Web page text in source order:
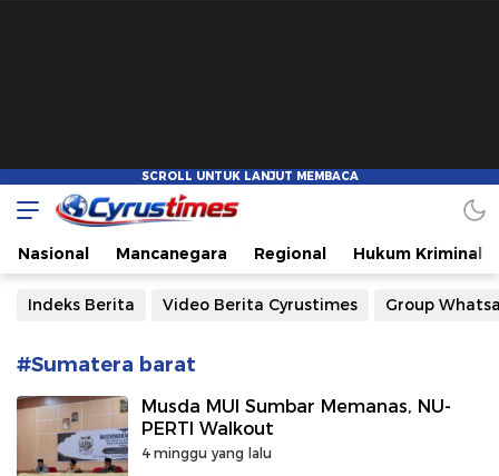
Cyrustimes.com
Cepat Tajam dan Akurat
Nasional Mancanegara Regional Hukum Kriminal
Indeks Berita Video Berita Cyrustimes Group
#Sumatera barat
Musda MUI Sumbar Memanas, NU-
PERTI Walkout
4 minggu yang lalu